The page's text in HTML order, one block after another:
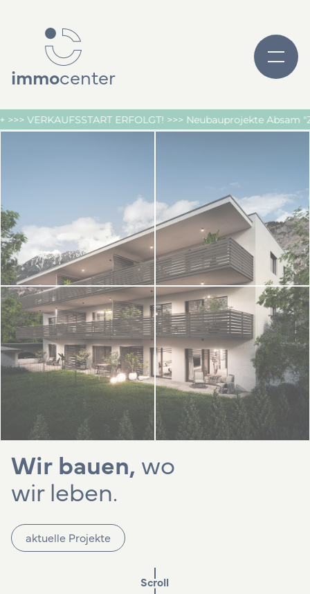
immocenter
>>> Neubauprojekte Absam "Zunterkopf 2.0" >>>
Wir bauen, wo
wir leben.
aktuelle Projekte
Scroll